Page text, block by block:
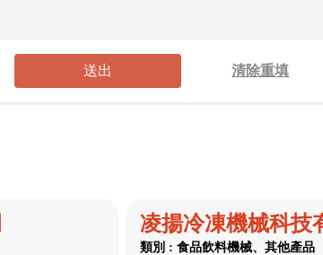
送出 清除重填
凌揚冷凍機械科技
類別 : 食品飲料機械、其他產品